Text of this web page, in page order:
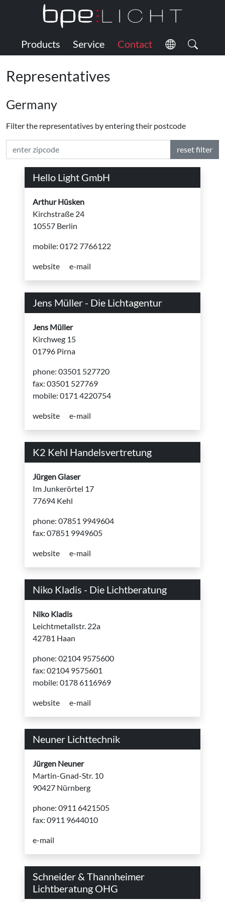
Products Service Contact
Representatives
Germany
Filter the representatives by entering their postcode
reset filter
Hello Light GmbH
Arthur Hüsken
Kirchstraße 24
10557 Berlin
mobile: 0172 7766122
website e-mail
Jens Müller - Die Lichtagentur
Jens Müller
Kirchweg 15
01796 Pirna
phone: 03501 527720
fax: 03501 527769
mobile: 0171 4220754
website e-mail
K2 Kehl Handelsvertretung
Jürgen Glaser
Im Junkerörtel 17
77694 Kehl
phone: 07851 9949604
fax: 07851 9949605
website e-mail
Niko Kladis - Die Lichtberatung
Niko Kladis
Leichtmetallstr. 22a
42781 Haan
phone: 02104 9575600
fax: 02104 9575601
mobile: 0178 6116969
website e-mail
Neuner Lichttechnik
Jürgen Neuner
Martin-Gnad-Str. 10
90427 Nürnberg
phone: 0911 6421505
fax: 0911 9644010
e-mail
Schneider & Thannheimer
Lichtberatung OHG